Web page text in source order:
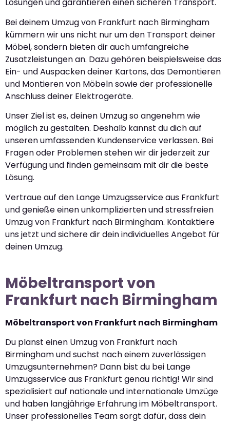
Lösungen und garantieren einen sicheren Transport.
Bei deinem Umzug von Frankfurt nach Birmingham
kümmern wir uns nicht nur um den Transport deiner
Möbel, sondern bieten dir auch umfangreiche
Zusatzleistungen an. Dazu gehören beispielsweise das
Ein- und Auspacken deiner Kartons, das Demontieren
und Montieren von Möbeln sowie der professionelle
Anschluss deiner Elektrogeräte.
Unser Ziel ist es, deinen Umzug so angenehm wie
möglich zu gestalten. Deshalb kannst du dich auf
unseren umfassenden Kundenservice verlassen. Bei
Fragen oder Problemen stehen wir dir jederzeit zur
Verfügung und finden gemeinsam mit dir die beste
Lösung.
Vertraue auf den Lange Umzugsservice aus Frankfurt
und genieße einen unkomplizierten und stressfreien
Umzug von Frankfurt nach Birmingham. Kontaktiere
uns jetzt und sichere dir dein individuelles Angebot für
deinen Umzug.
Möbeltransport von
Frankfurt nach Birmingham
Möbeltransport von Frankfurt nach Birmingham
Du planst einen Umzug von Frankfurt nach
Birmingham und suchst nach einem zuverlässigen
Umzugsunternehmen? Dann bist du bei Lange
Umzugsservice aus Frankfurt genau richtig! Wir sind
spezialisiert auf nationale und internationale Umzüge
und haben langjährige Erfahrung im Möbeltransport.
Unser professionelles Team sorgt dafür, dass dein